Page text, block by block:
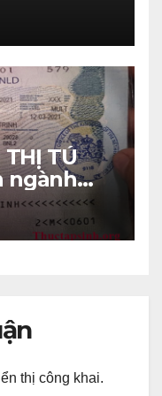
THỊ TÚ
ngành
DH16BV
thị công khai.